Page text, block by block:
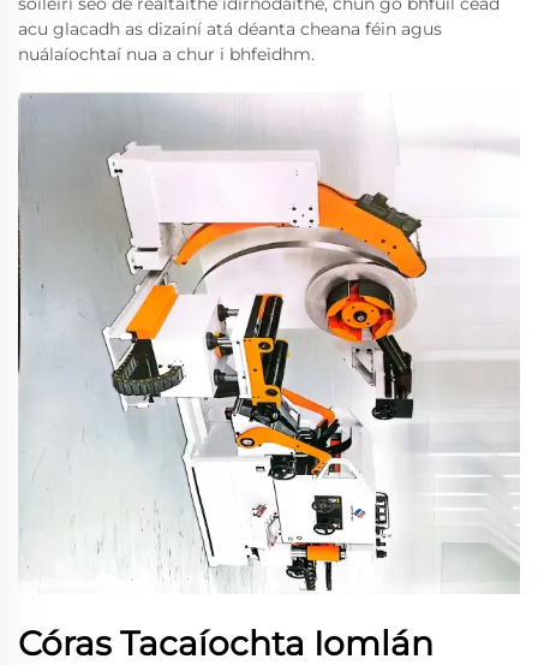
acu glacadh as dizainí atá déanta cheana féin agus
nuálaíochtaí nua a chur i bhfeidhm.
Córas Tacaíochta Iomlán